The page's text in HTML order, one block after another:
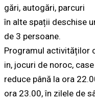
gări, autogări, parcuri
în alte spații deschise
de 3 persoane.
Programul activităților
in, jocuri de noroc,
reduce până la ora
ora 23.00, în zilele de